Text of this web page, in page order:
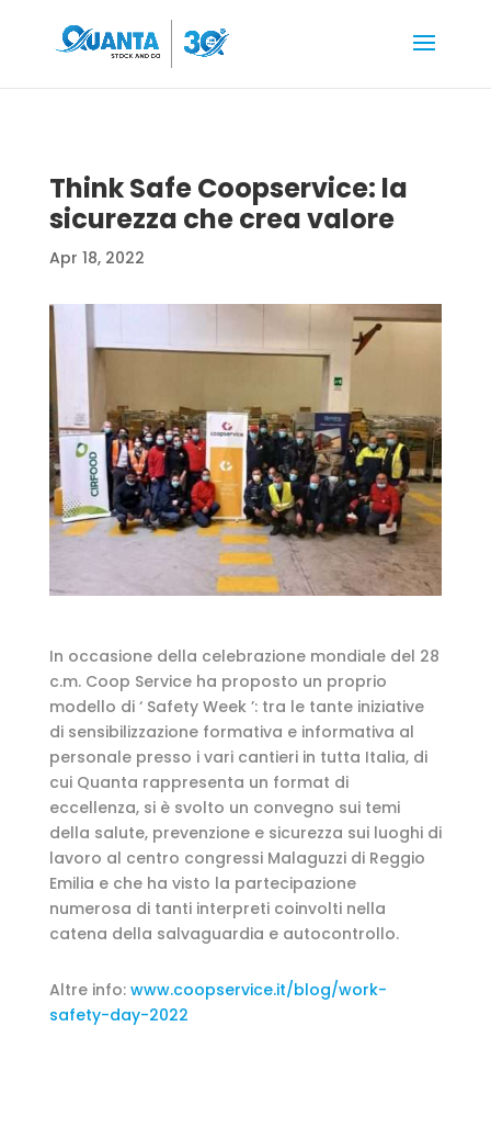
Think Safe Coopservice: la
sicurezza che crea valore
Apr 18, 2022
In occasione della celebrazione mondiale del 28
c.m. Coop Service ha proposto un proprio
modello di ‘ Safety Week ’: tra le tante iniziative
di sensibilizzazione formativa e informativa al
personale presso i vari cantieri in tutta Italia, di
cui Quanta rappresenta un format di
eccellenza, si è svolto un convegno sui temi
della salute, prevenzione e sicurezza sui luoghi di
lavoro al centro congressi Malaguzzi di Reggio
Emilia e che ha visto la partecipazione
numerosa di tanti interpreti coinvolti nella
catena della salvaguardia e autocontrollo.
Altre info: www.coopservice.it/blog/work-
safety-day-2022